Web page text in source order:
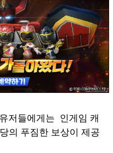
저들에게는 인게임 캐
의 푸짐한 보상이 제공